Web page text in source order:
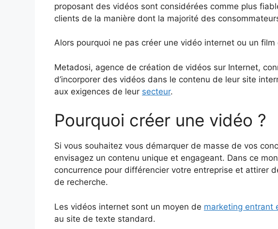
proposant des vidéos sont considérées comme plus
clients de la manière dont la majorité des
Alors pourquoi ne pas créer une vidéo internet ou un film
Metadosi, agence de création de vidéos sur Internet,
d’incorporer des vidéos dans le contenu de leur site
aux exigences de leur secteur.
Pourquoi créer une vidéo ?
Si vous souhaitez vous démarquer de masse de vos
envisagez un contenu unique et engageant. Dans ce
concurrence pour différencier votre entreprise et attirer
de recherche.
Les vidéos internet sont un moyen de marketing entrant
au site de texte standard.